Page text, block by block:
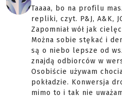
Taaaa, bo na profilu
repliki, czyt. P&J, A&K,
Zapomniał wół jak
Można sobie stękać i
są o niebo lepsze od
znajdą odbiorców w
Osobiście używam
pokładzie. Konwersja
mimo to i tak nie